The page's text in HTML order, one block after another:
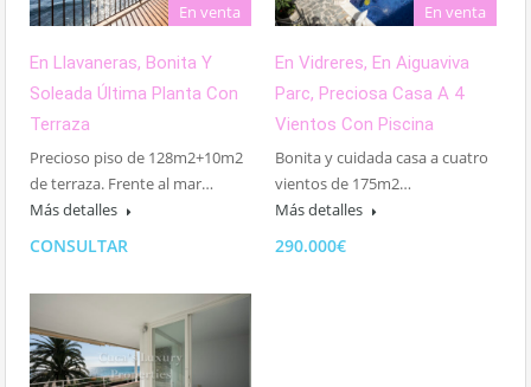
En venta
En Llavaneras, Bonita Y
Soleada Última Planta Con
Terraza
Precioso piso de 128m2+10m2
de terraza. Frente al mar…
Más detalles
CONSULTAR
En venta
En Vidreres, En Aiguaviva
Parc, Preciosa Casa A 4
Vientos Con Piscina
Bonita y cuidada casa a cuatro
vientos de 175m2…
Más detalles
290.000€